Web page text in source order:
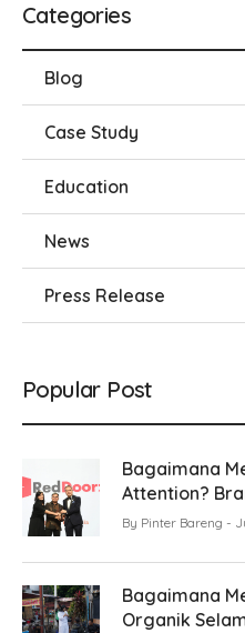
Categories
Blog
Case Study
Education
News
Press Release
Popular Post
Bagaimana
Attention?
By Pinter Bareng
Bagaimana
Organik